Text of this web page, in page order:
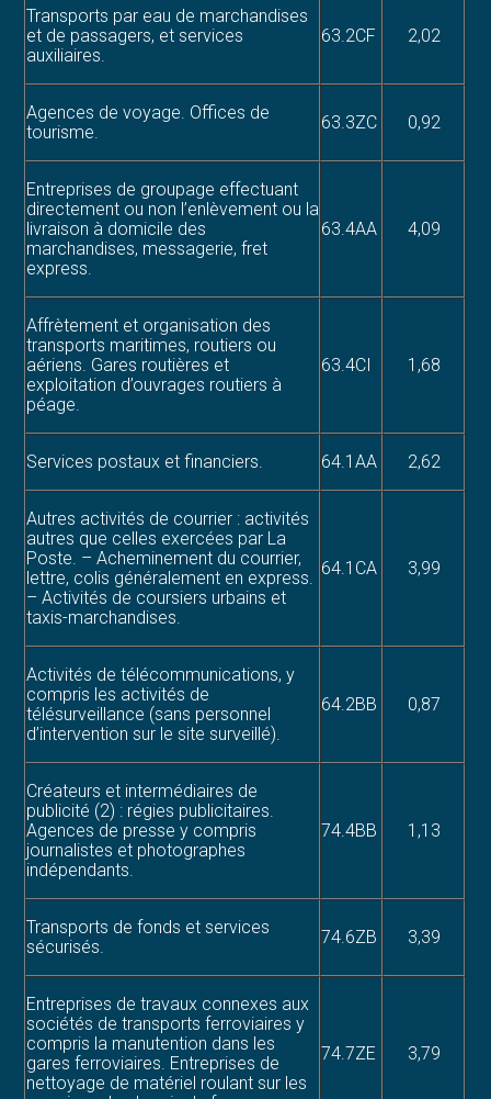
Transports par eau de marchandises
et de passagers, et services
auxiliaires.
63.2CF 2,02
Agences de voyage. Offices de
tourisme.
63.3ZC 0,92
Entreprises de groupage effectuant
directement ou non l’enlèvement ou la
livraison à domicile des
marchandises, messagerie, fret
express.
63.4AA 4,09
Affrètement et organisation des
transports maritimes, routiers ou
aériens. Gares routières et
exploitation d’ouvrages routiers à
péage.
63.4CI 1,68
Services postaux et financiers. 64.1AA 2,62
Autres activités de courrier : activités
autres que celles exercées par La
Poste. – Acheminement du courrier,
lettre, colis généralement en express.
– Activités de coursiers urbains et
taxis-marchandises.
64.1CA 3,99
Activités de télécommunications, y
compris les activités de
télésurveillance (sans personnel
d’intervention sur le site surveillé).
64.2BB 0,87
Créateurs et intermédiaires de
publicité (2) : régies publicitaires.
Agences de presse y compris
journalistes et photographes
indépendants.
74.4BB 1,13
Transports de fonds et services
sécurisés.
74.6ZB 3,39
Entreprises de travaux connexes aux
sociétés de transports ferroviaires y
compris la manutention dans les
gares ferroviaires. Entreprises de
nettoyage de matériel roulant sur les
74.7ZE 3,79